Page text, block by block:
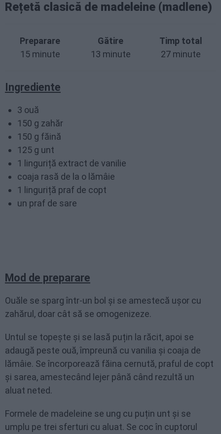
Rețetă clasică de madeleine (madlene)
Preparare
15 minute
Gătire
13 minute
Timp total
27 minute
Ingrediente
3 ouă
150 g zahăr
150 g făină
125 g unt
1 linguriță extract de vanilie
coaja rasă de la o lămâie
1 linguriță praf de copt
un praf de sare
Mod de preparare
Ouăle se sparg într-un bol și se amestecă ușor cu
zahărul, doar cât să se omogenizeze.
Untul se topește și se lasă puțin la răcit, apoi se
adaugă peste ouă, împreună cu vanilia și coaja de
lămâie. Se încorporează făina cernută, praful de copt
și sarea, amestecând lejer până când rezultă un
aluat neted.
Formele de madeleine se ung cu puțin unt și se
umplu pe trei sferturi cu aluat. Se coc în cuptorul